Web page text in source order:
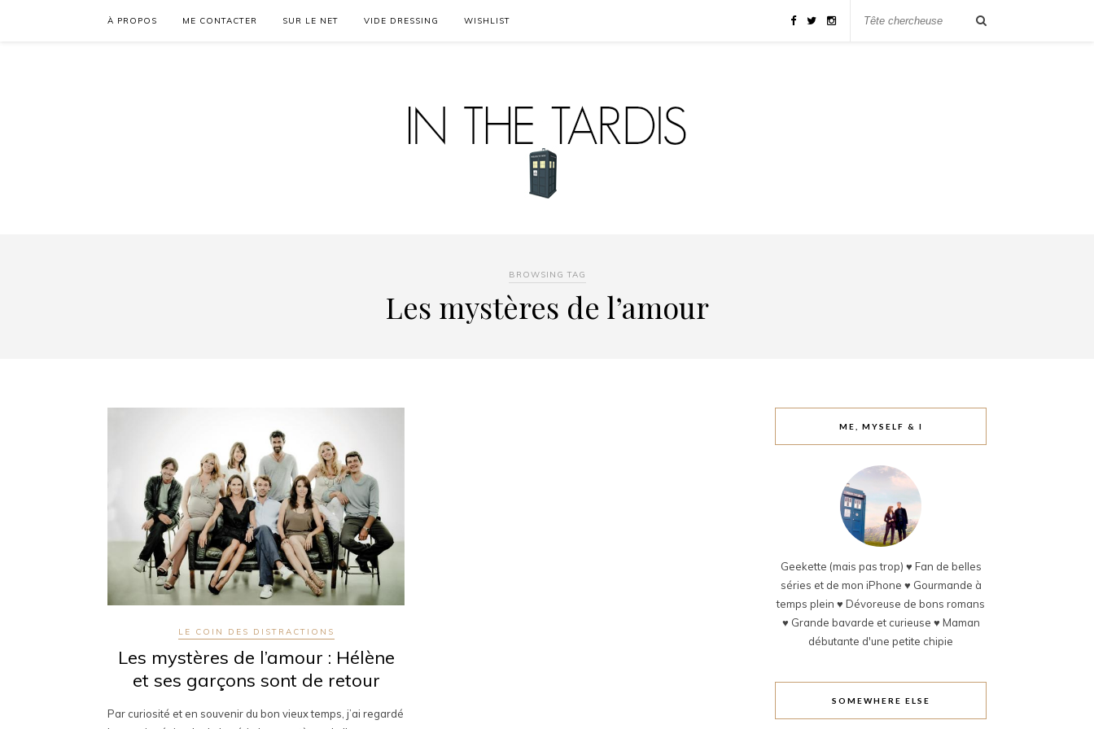
À PROPOS ME CONTACTER SUR LE NET VIDE DRESSING WISHLIST
BROWSING TAG
Les mystères de l’amour
LE COIN DES DISTRACTIONS
Les mystères de l’amour : Hélène
et ses garçons sont de retour
Par curiosité et en souvenir du bon vieux temps, j’ai regardé
ME, MYSELF & I
Geekette (mais pas trop) ♥ Fan de belles
séries et de mon iPhone ♥ Gourmande à
temps plein ♥ Dévoreuse de bons romans
♥ Grande bavarde et curieuse ♥ Maman
débutante d'une petite chipie
SOMEWHERE ELSE